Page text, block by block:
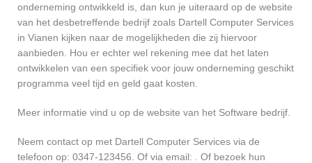
onderneming ontwikkeld is, dan kun je uiteraard op de website
van het desbetreffende bedrijf zoals Dartell Computer Services
in Vianen kijken naar de mogelijkheden die zij hiervoor
aanbieden. Hou er echter wel rekening mee dat het laten
ontwikkelen van een specifiek voor jouw onderneming geschikt
programma veel tijd en geld gaat kosten.
Meer informatie vind u op de website van het Software bedrijf.
Neem contact op met Dartell Computer Services via de
telefoon op: 0347-123456. Of via email:
. Of bezoek hun